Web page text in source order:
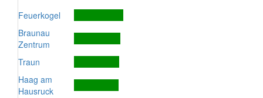
Feuerkogel
Braunau
Zentrum
Traun
Haag am
Hausruck